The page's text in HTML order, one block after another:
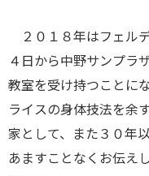
２０１８年はフェル
４日から中野サンプラ
教室を受け持つことに
ライスの身体技法を余
家として、また３０年
あますことなくお伝え